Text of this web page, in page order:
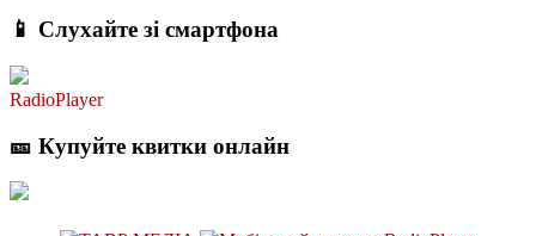
📱 Слухайте зі смартфона
RadioPlayer
🎫 Купуйте квитки онлайн